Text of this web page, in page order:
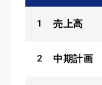
1 売上高
2 中期計画